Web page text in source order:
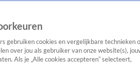
gebruiken cookies en vergelijkbare technieken
over jou als gebruiker van onze website(s),
Als je „Alle cookies accepteren” selecteert,